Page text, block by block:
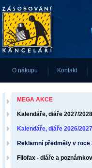
MEGA AKCE
Kalendáře, diáře 2027/2028
Kalendáře, diáře 2026/2027
Reklamní předměty v roce
Filofax - diáře a
O nákupu Kontakt